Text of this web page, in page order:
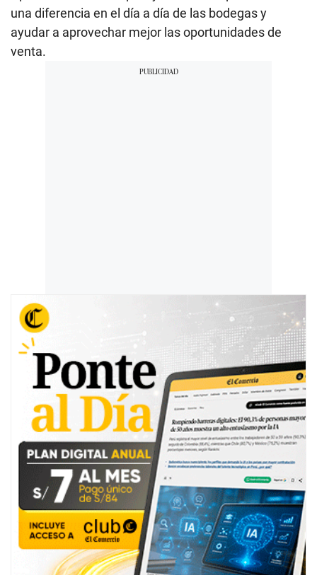
una diferencia en el día a día de las bodegas y
ayudar a aprovechar mejor las oportunidades de
venta.